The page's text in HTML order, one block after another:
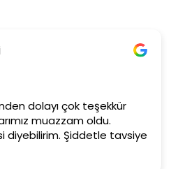
dolayı çok teşekkür
muazzam oldu.
diyebilirim. Şiddetle tavsiye